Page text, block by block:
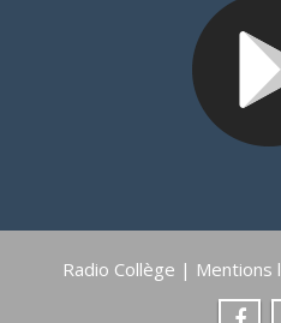
Radio Collège | Mentions